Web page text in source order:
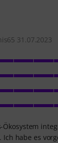
31.07.2023
Ökosystem
habe es